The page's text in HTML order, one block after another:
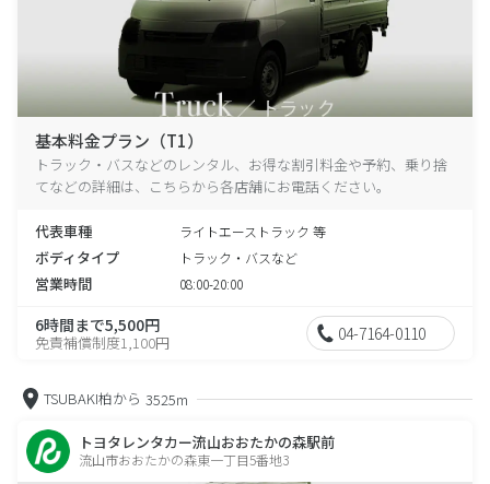
基本料金プラン（T1）
トラック・バスなどのレンタル、お得な割引料金や予約、乗り捨
てなどの詳細は、こちらから各店舗にお電話ください。
代表車種 ライトエーストラック 等
ボディタイプ トラック・バスなど
営業時間 08:00-20:00
6時間まで5,500円
免責補償制度1,100円 04-7164-0110
TSUBAKI柏から 3525m
トヨタレンタカー流山おおたかの森駅前
流山市おおたかの森東一丁目5番地3